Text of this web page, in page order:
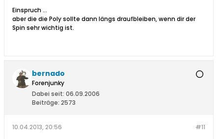
Einspruch ...
aber die die Poly sollte dann längs draufbleiben, wenn dir der
Spin sehr wichtig ist.
bernado
Forenjunky
Dabei seit: 06.09.2006
Beiträge: 2573
#11
10.04.2013, 20:56